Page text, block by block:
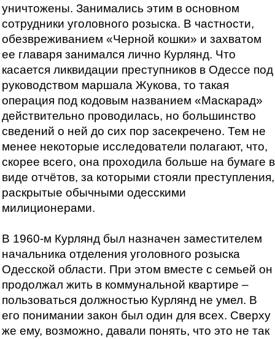
уничтожены. Занимались этим в основном
сотрудники уголовного розыска. В частности,
обезвреживанием «Черной кошки» и захватом
ее главаря занимался лично Курлянд. Что
касается ликвидации преступников в Одессе под
руководством маршала Жукова, то такая
операция под кодовым названием «Маскарад»
действительно проводилась, но большинство
сведений о ней до сих пор засекречено. Тем не
менее некоторые исследователи полагают, что,
скорее всего, она проходила больше на бумаге в
виде отчётов, за которыми стояли преступления,
раскрытые обычными одесскими
милиционерами.
В 1960-м Курлянд был назначен заместителем
начальника отделения уголовного розыска
Одесской области. При этом вместе с семьей он
продолжал жить в коммунальной квартире –
пользоваться должностью Курлянд не умел. В
его понимании закон был один для всех. Сверху
же ему, возможно, давали понять, что это не так